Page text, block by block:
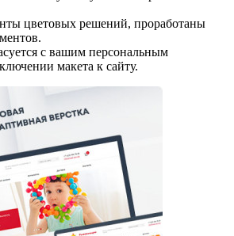
цветовых решений, проработаны
с вашим персональным
макета к сайту.